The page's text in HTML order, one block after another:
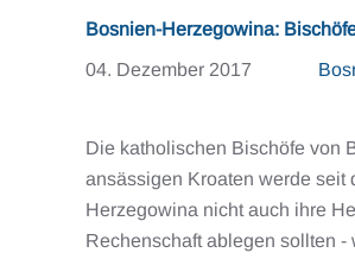
Bosnien-Herzegowina:
04. Dezember 2017
Die katholischen Bischöfe von
ansässigen Kroaten werde seit
Herzegowina nicht auch ihre
Rechenschaft ablegen sollten